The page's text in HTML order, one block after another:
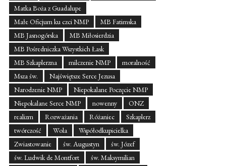
Matka Boża z Guadalupe
Małe Oficjum ku czci NMP
MB Fatimska
MB Jasnogórska
MB Miłosierdzia
MB Pośredniczka Wszystkich Łask
MB Szkaplerzna
milczenie NMP
moralność
Msza św.
Najświętsze Serce Jezusa
Narodzenie NMP
Niepokalane Poczęcie NMP
Niepokalane Serce NMP
nowenny
ONZ
realizm
Rozważania Różaniec
Szkaplerz
twórczość
Wola
Współodkupicielka
Zwiastowanie
św. Augustyn
św. Józef
św. Ludwik de Montfort
św. Maksymilian